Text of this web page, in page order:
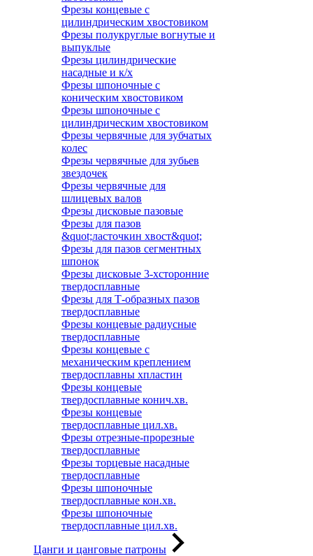
Фрезы концевые с
цилиндрическим хвостовиком
Фрезы полукруглые вогнутые и
выпуклые
Фрезы цилиндрические
насадные и к/х
Фрезы шпоночные с
коническим хвостовиком
Фрезы шпоночные с
цилиндрическим хвостовиком
Фрезы червячные для зубчатых
колес
Фрезы червячные для зубьев
звездочек
Фрезы червячные для
шлицевых валов
Фрезы дисковые пазовые
Фрезы для пазов
&quot;ласточкин хвост&quot;
Фрезы для пазов сегментных
шпонок
Фрезы дисковые 3-хсторонние
твердосплавные
Фрезы для Т-образных пазов
твердосплавные
Фрезы концевые радиусные
твердосплавные
Фрезы концевые с
механическим креплением
твердосплавны хпластин
Фрезы концевые
твердосплавные конич.хв.
Фрезы концевые
твердосплавные цил.хв.
Фрезы отрезные-прорезные
твердосплавные
Фрезы торцевые насадные
твердосплавные
Фрезы шпоночные
твердосплавные кон.хв.
Фрезы шпоночные
твердосплавные цил.хв.
Цанги и цанговые патроны